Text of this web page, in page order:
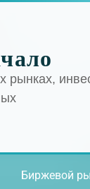
рынках,
Биржевой